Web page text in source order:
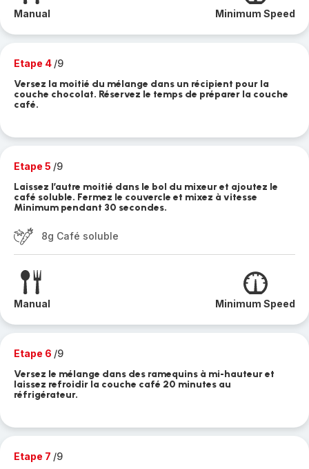
Manual Minimum Speed
Etape 4 /9
Versez la moitié du mélange dans un récipient pour la
couche chocolat. Réservez le temps de préparer la couche
café.
Etape 5 /9
Laissez l’autre moitié dans le bol du mixeur et ajoutez le
café soluble. Fermez le couvercle et mixez à vitesse
Minimum pendant 30 secondes.
8g Café soluble
Manual Minimum Speed
Etape 6 /9
Versez le mélange dans des ramequins à mi-hauteur et
laissez refroidir la couche café 20 minutes au
réfrigérateur.
Etape 7 /9